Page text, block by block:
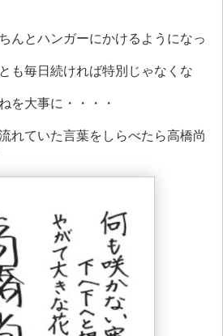
とハンガーにかけるようになっ
も毎日続ければ特別じゃなくな
を大事に・・・・
ていた言葉をしらべたら高橋尚